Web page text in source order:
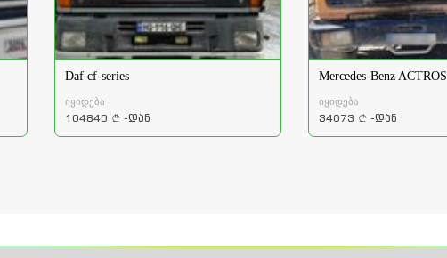
Daf cf-series
იყიდება
104840 a -დან
Mercedes-Benz ACTROS
იყიდება
34073 a -დან